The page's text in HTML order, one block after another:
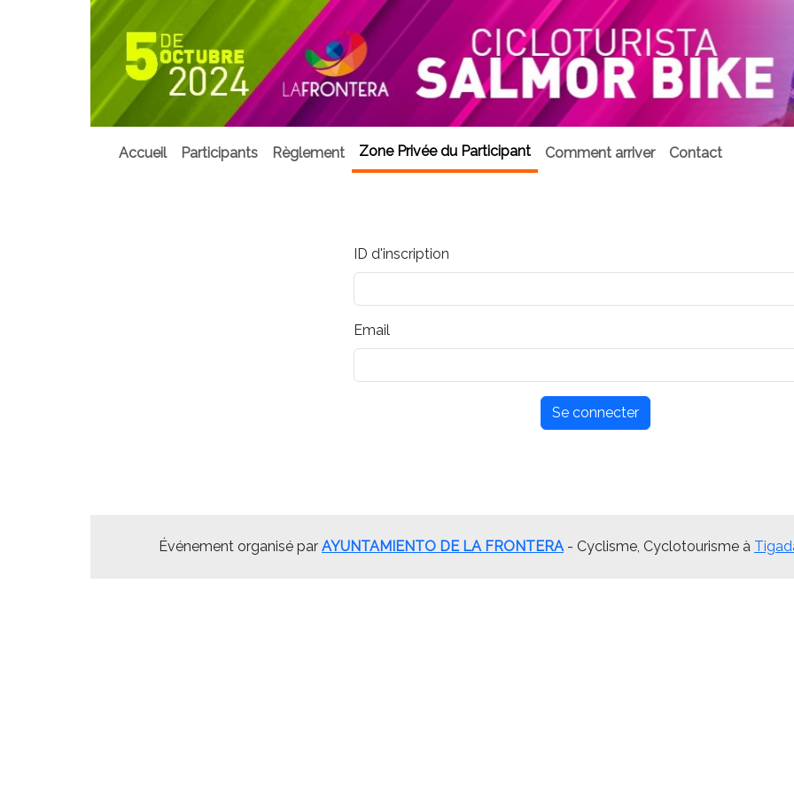
Accueil Participants Règlement Zone Privée du Participant Comment arriver Contact
ID d'inscription
Email
Se connecter
Événement organisé par AYUNTAMIENTO DE LA FRONTERA - Cyclisme, Cyclotourisme à